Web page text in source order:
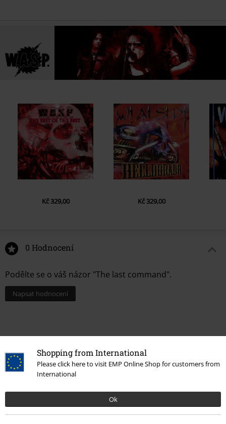
Shopping from International
Please click here to visit EMP Online Shop for customers from
International
Ok
Kč 329,00 Kč 329,00
0 Hodnocení
Podělte se o váš názor "The last command".
Napsat hodnocení